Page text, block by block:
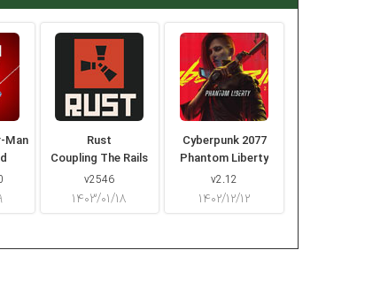
Man
Rust
Coupling The Rails
v2546
۱۴۰۳/۰۱/۱۸
Cyberpunk 2077
Phantom Liberty
v2.12
۱۴۰۲/۱۲/۱۲